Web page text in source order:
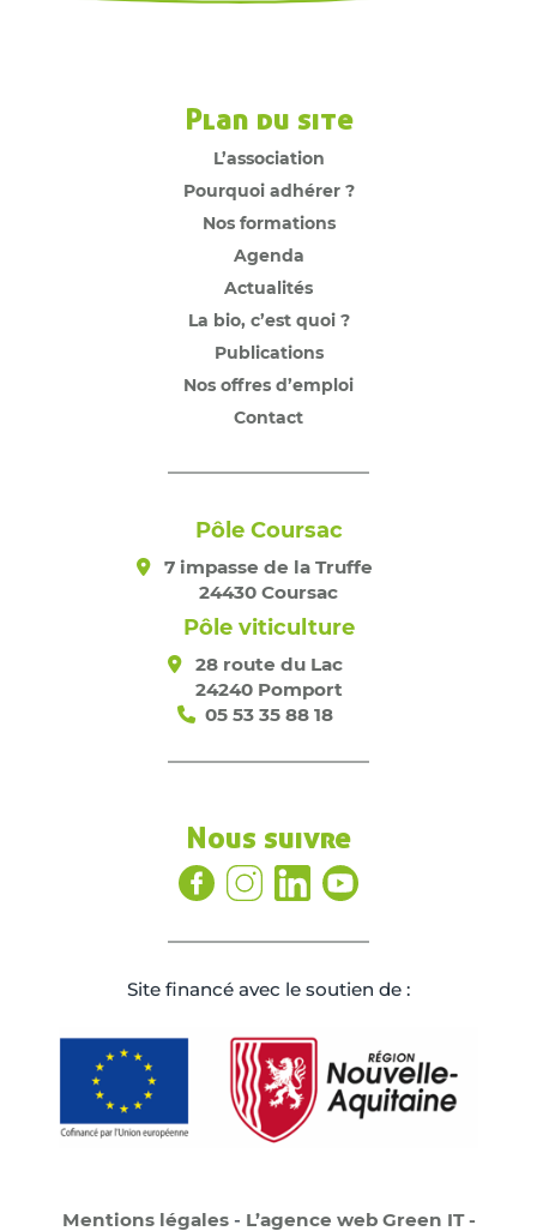
Plan du site
L’association
Pourquoi adhérer ?
Nos formations
Agenda
Actualités
La bio, c’est quoi ?
Publications
Nos offres d’emploi
Contact
Pôle Coursac
7 impasse de la Truffe
24430 Coursac
Pôle viticulture
28 route du Lac
24240 Pomport
05 53 35 88 18
Nous suivre
Site ﬁnancé avec le soutien de :
Mentions légales- L’agence web Green IT -